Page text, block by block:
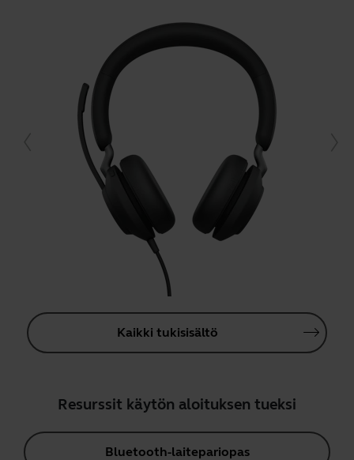
Kaikki tukisisältö
Resurssit käytön aloituksen tueksi
Bluetooth-laitepariopas